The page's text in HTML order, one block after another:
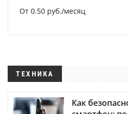
От 0.50 руб./месяц
ТЕХНИКА
Как